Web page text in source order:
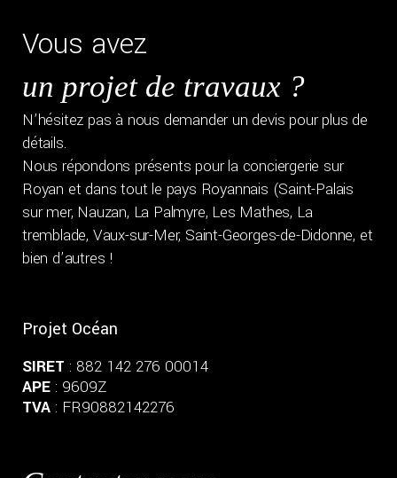
Vous avez
un projet de travaux ?
N’hésitez pas à nous demander un devis pour plus de
détails.
Nous répondons présents pour la conciergerie sur
Royan et dans tout le pays Royannais (Saint-Palais
sur mer, Nauzan, La Palmyre, Les Mathes, La
tremblade, Vaux-sur-Mer, Saint-Georges-de-Didonne, et
bien d’autres !
Projet Océan
SIRET : 882 142 276 00014
APE : 9609Z
TVA : FR90882142276